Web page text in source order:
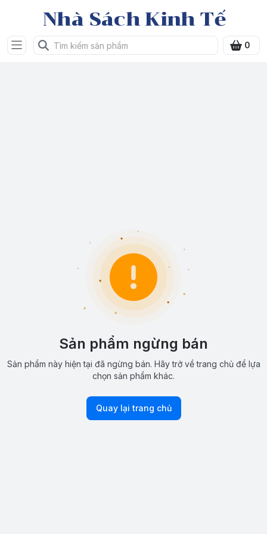
Nhà Sách Kinh Tế
0
Sản phẩm ngừng bán
Sản phẩm này hiện tại đã ngừng bán. Hãy trở về trang chủ để lựa
chọn sản phẩm khác.
Quay lại trang chủ